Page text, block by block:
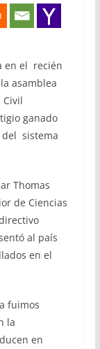
en el recién
asamblea
Civil
ganado
del sistema
Thomas
de Ciencias
al país
en el
fuimos
la
en